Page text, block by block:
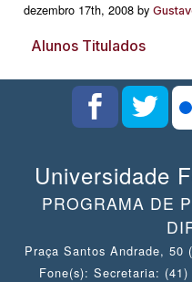
dezembro 17th, 2008 by
Alunos Titulados
Universidade
PROGRAMA DE
Praça Santos Andrade, 50
Fone(s): Secretaria: